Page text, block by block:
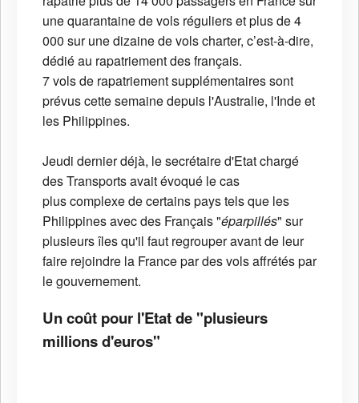
une quarantaine de vols réguliers et plus de 4
000 sur une dizaine de vols charter, c’est-à-dire,
dédié au rapatriement des français.
7 vols de rapatriement supplémentaires sont
prévus cette semaine depuis l'Australie, l'Inde et
les Philippines.
Jeudi dernier déjà, le secrétaire d'Etat chargé
des Transports avait évoqué le cas
plus complexe de certains pays tels que les
Philippines avec des Français "éparpillés" sur
plusieurs îles qu'il faut regrouper avant de leur
faire rejoindre la France par des vols affrétés par
le gouvernement.
Un coût pour l'Etat de "plusieurs
millions d'euros"